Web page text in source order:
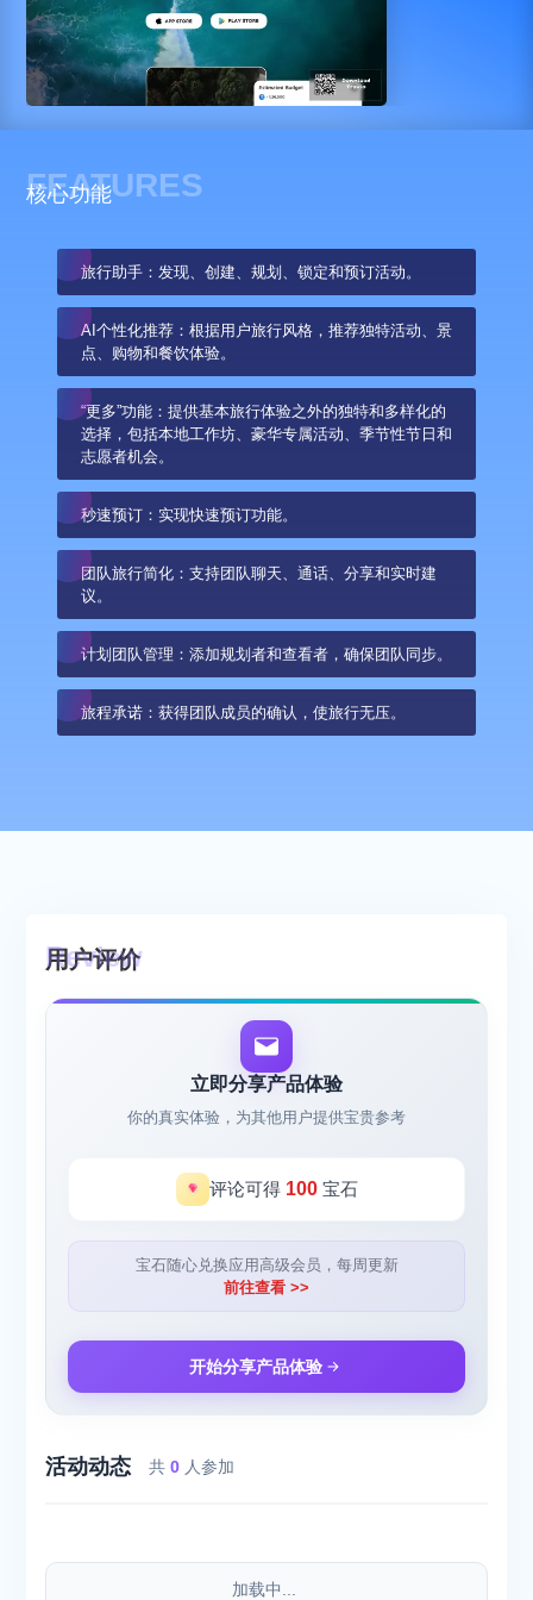
FEATURES
核心功能
旅行助手：发现、创建、规划、锁定和预订活动。
AI个性化推荐：根据用户旅行风格，推荐独特活动、景
点、购物和餐饮体验。
“更多”功能：提供基本旅行体验之外的独特和多样化的
选择，包括本地工作坊、豪华专属活动、季节性节日和
志愿者机会。
秒速预订：实现快速预订功能。
团队旅行简化：支持团队聊天、通话、分享和实时建
议。
计划团队管理：添加规划者和查看者，确保团队同步。
旅程承诺：获得团队成员的确认，使旅行无压。
用户评价
立即分享产品体验
你的真实体验，为其他用户提供宝贵参考
评论可得 100宝石
宝石随心兑换应用高级会员，每周更新
前往查看 >>
开始分享产品体验
活动动态 共0 人参加
加载中...